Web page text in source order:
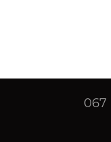
067